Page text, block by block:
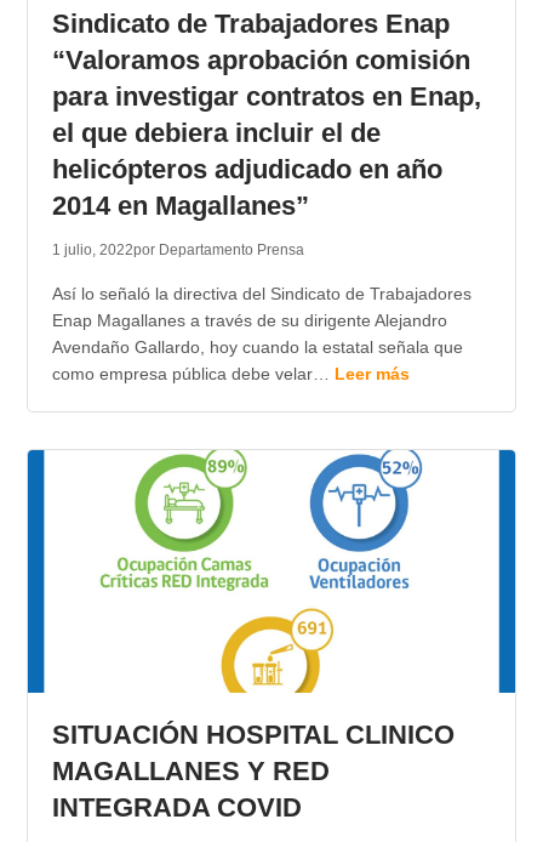
Sindicato de Trabajadores Enap
“Valoramos aprobación comisión
para investigar contratos en Enap,
el que debiera incluir el de
helicópteros adjudicado en año
2014 en Magallanes”
1 julio, 2022por Departamento Prensa
Así lo señaló la directiva del Sindicato de Trabajadores
Enap Magallanes a través de su dirigente Alejandro
Avendaño Gallardo, hoy cuando la estatal señala que
como empresa pública debe velar… Leer más
SITUACIÓN HOSPITAL CLINICO
MAGALLANES Y RED
INTEGRADA COVID